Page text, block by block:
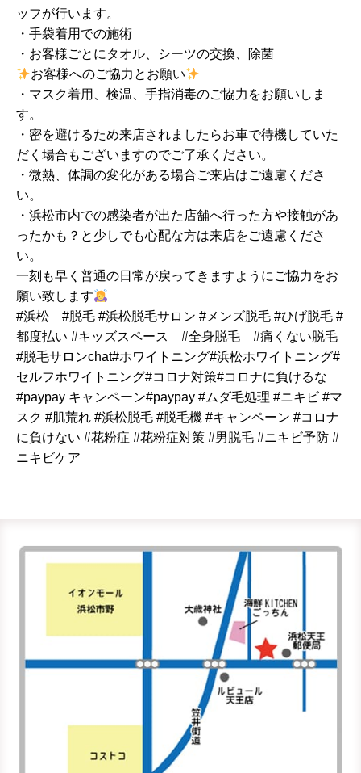
ッフが行います。
・手袋着用での施術
・お客様ごとにタオル、シーツの交換、除菌
お客様へのご協力とお願い
・マスク着用、検温、手指消毒のご協力をお願いしま
す。
・密を避けるため来店されましたらお車で待機していた
だく場合もございますのでご了承ください。
・微熱、体調の変化がある場合ご来店はご遠慮くださ
い。
・浜松市内での感染者が出た店舗へ行った方や接触があ
ったかも？と少しでも心配な方は来店をご遠慮くださ
い。
一刻も早く普通の日常が戻ってきますようにご協力をお
願い致します
#浜松 #脱毛 #浜松脱毛サロン #メンズ脱毛 #ひげ脱毛 #
都度払い #キッズスペース #全身脱毛 #痛くない脱毛
#脱毛サロンchat#ホワイトニング#浜松ホワイトニング#
セルフホワイトニング#コロナ対策#コロナに負けるな
#paypay キャンペーン#paypay #ムダ毛処理 #ニキビ #マ
スク #肌荒れ #浜松脱毛 #脱毛機 #キャンペーン #コロナ
に負けない #花粉症 #花粉症対策 #男脱毛 #ニキビ予防 #
ニキビケア